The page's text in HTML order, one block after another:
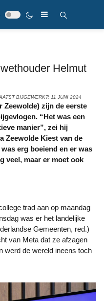
Helmut
BIJGEWERKT: 11 JUNI 2024
“Het was een
manier”, zei hij
Zeewolde Kiest van de
erg boeiend en er was
veel, maar er moet ook
was er het landelijke
Gemeenten, red.)
van Meta dat ze afzagen
werd de wereld ineens toch